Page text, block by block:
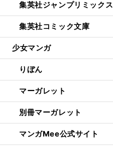
集英社ジャンプリミックス
集英社コミック文庫
少女マンガ
りぼん
マーガレット
別冊マーガレット
マンガMee公式サイト